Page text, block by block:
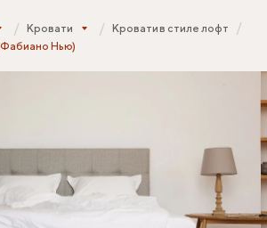
Кровати
Кровати в стиле лофт
Нью)